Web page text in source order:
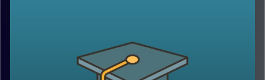
המהפכה הדמוגרפית. ד"ר הדס אראל מתארת
את האתגרים האדירים שמציבה בפנינו העלייה
המסחררת בתוחלת החיים, מסבירה כיצד רובוט